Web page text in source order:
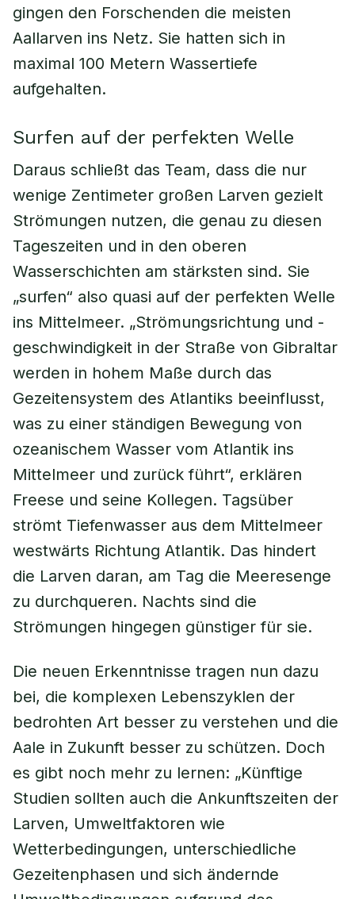
gingen den Forschenden die meisten
Aallarven ins Netz. Sie hatten sich in
maximal 100 Metern Wassertiefe
aufgehalten.
Surfen auf der perfekten Welle
Daraus schließt das Team, dass die nur
wenige Zentimeter großen Larven gezielt
Strömungen nutzen, die genau zu diesen
Tageszeiten und in den oberen
Wasserschichten am stärksten sind. Sie
„surfen“ also quasi auf der perfekten Welle
ins Mittelmeer. „Strömungsrichtung und -
geschwindigkeit in der Straße von Gibraltar
werden in hohem Maße durch das
Gezeitensystem des Atlantiks beeinflusst,
was zu einer ständigen Bewegung von
ozeanischem Wasser vom Atlantik ins
Mittelmeer und zurück führt“, erklären
Freese und seine Kollegen. Tagsüber
strömt Tiefenwasser aus dem Mittelmeer
westwärts Richtung Atlantik. Das hindert
die Larven daran, am Tag die Meeresenge
zu durchqueren. Nachts sind die
Strömungen hingegen günstiger für sie.
Die neuen Erkenntnisse tragen nun dazu
bei, die komplexen Lebenszyklen der
bedrohten Art besser zu verstehen und die
Aale in Zukunft besser zu schützen. Doch
es gibt noch mehr zu lernen: „Künftige
Studien sollten auch die Ankunftszeiten der
Larven, Umweltfaktoren wie
Wetterbedingungen, unterschiedliche
Gezeitenphasen und sich ändernde